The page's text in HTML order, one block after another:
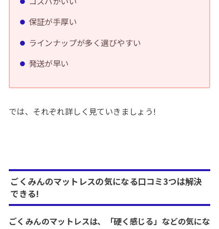
保証が手厚い
ラインナップが多く選びやすい
発送が早い
では、それぞれ詳しく見ていきましょう!
ごくみんのマットレスの気になる口コミ3つは解決
できる!
ごくみんのマットレスは、「硬く感じる」などの気にな